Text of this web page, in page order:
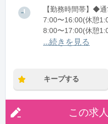
【勤務時間帯】◆
7:00〜16:00(休憩
8:00〜17:00(休憩
12:00〜21:00(休憩
...続きを見る
キープする
この求